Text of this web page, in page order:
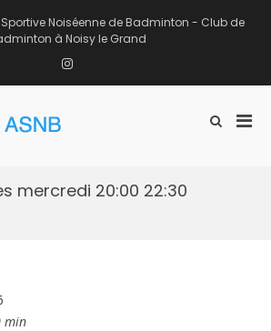
Noiséenne de Badminton - Club de
à Noisy le Grand
Instagram
Afficher
mercredi 20:00 22:30
min